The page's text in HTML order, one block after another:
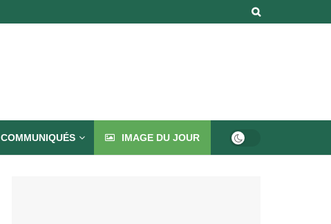
COMMUNIQUÉS IMAGE DU JOUR